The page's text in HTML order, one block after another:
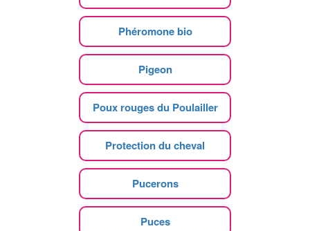
Phéromone bio
Pigeon
Poux rouges du Poulailler
Protection du cheval
Pucerons
Puces